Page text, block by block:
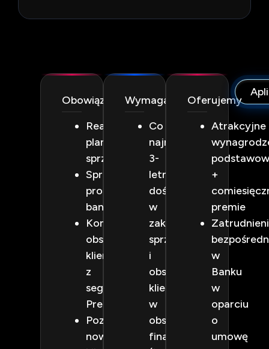
Obowiązki
Realizacja
planów
sprzedażowych
Sprzedaż
produktów/usług
banku
Kompleksowa
obsługa
klienta
z
segmentu
Premium
Pozyskiwanie
nowych
Wymagania
Co
najmniej
3-
letnie
doświadczenie
w
zakresie
sprzedaży
i
obsługi
klienta
w
obszarze
finansowym
Oferujemy
Atrakcyjne
+
premie
w
Banku
w
oparciu
o
umowę